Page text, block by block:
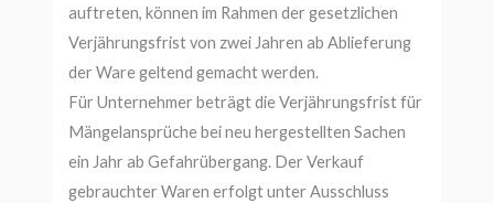
auftreten, können im Rahmen der gesetzlichen
Verjährungsfrist von zwei Jahren ab Ablieferung
der Ware geltend gemacht werden.
Für Unternehmer beträgt die Verjährungsfrist für
Mängelansprüche bei neu hergestellten Sachen
ein Jahr ab Gefahrübergang. Der Verkauf
gebrauchter Waren erfolgt unter Ausschluss